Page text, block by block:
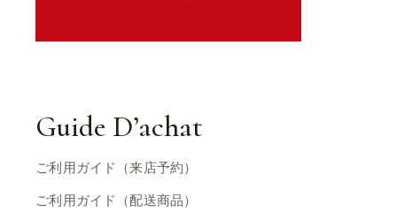
Guide D’achat
ご利用ガイド（来店予約）
ご利用ガイド（配送商品）